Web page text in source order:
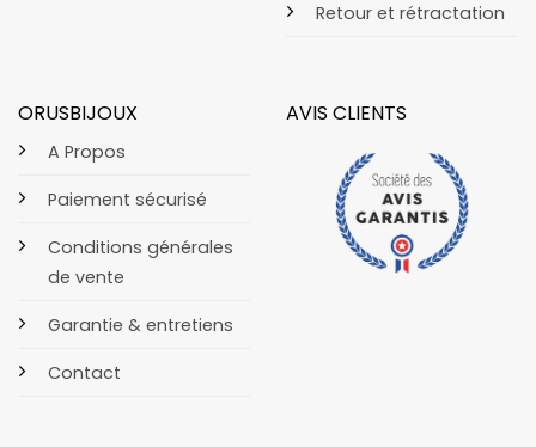
Retour et rétractation
ORUSBIJOUX
A Propos
Paiement sécurisé
Conditions générales
de vente
Garantie & entretiens
Contact
AVIS CLIENTS